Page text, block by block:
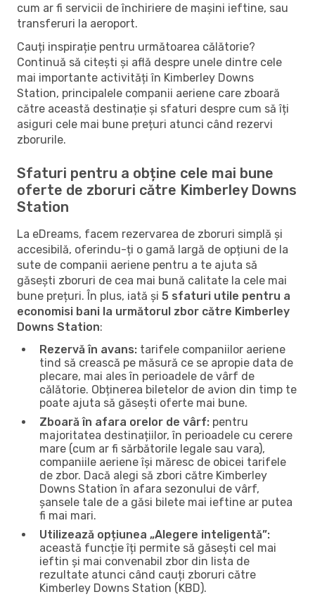
cum ar fi servicii de închiriere de mașini ieftine, sau
transferuri la aeroport.
Cauți inspirație pentru următoarea călătorie?
Continuă să citești și află despre unele dintre cele
mai importante activități în Kimberley Downs
Station, principalele companii aeriene care zboară
către această destinație și sfaturi despre cum să îți
asiguri cele mai bune prețuri atunci când rezervi
zborurile.
Sfaturi pentru a obține cele mai bune
oferte de zboruri către Kimberley Downs
Station
La eDreams, facem rezervarea de zboruri simplă și
accesibilă, oferindu-ți o gamă largă de opțiuni de la
sute de companii aeriene pentru a te ajuta să
găsești zboruri de cea mai bună calitate la cele mai
bune prețuri. În plus, iată și 5 sfaturi utile pentru a
economisi bani la următorul zbor către Kimberley
Downs Station:
Rezervă în avans: tarifele companiilor aeriene
tind să crească pe măsură ce se apropie data de
plecare, mai ales în perioadele de vârf de
călătorie. Obținerea biletelor de avion din timp te
poate ajuta să găsești oferte mai bune.
Zboară în afara orelor de vârf: pentru
majoritatea destinațiilor, în perioadele cu cerere
mare (cum ar fi sărbătorile legale sau vara),
companiile aeriene își măresc de obicei tarifele
de zbor. Dacă alegi să zbori către Kimberley
Downs Station în afara sezonului de vârf,
șansele tale de a găsi bilete mai ieftine ar putea
fi mai mari.
Utilizează opțiunea „Alegere inteligentă”:
această funcție îți permite să găsești cel mai
ieftin și mai convenabil zbor din lista de
rezultate atunci când cauți zboruri către
Kimberley Downs Station (KBD).